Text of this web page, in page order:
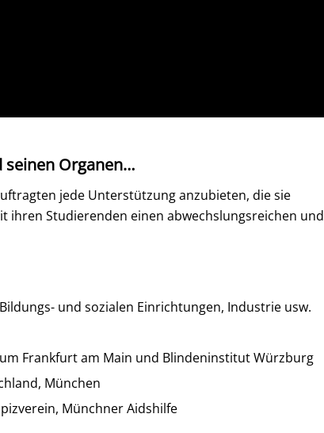
seinen Organen…
jede Unterstützung anzubieten, die sie
ihren Studierenden einen abwechslungsreichen und
und sozialen Einrichtungen, Industrie usw.
Frankfurt am Main und Blindeninstitut Würzburg
München
Münchner Aidshilfe